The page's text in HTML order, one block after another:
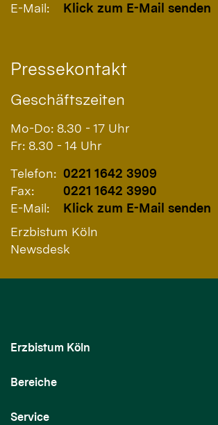
E-Mail:
Klick zum E-Mail senden
Pressekontakt
Geschäftszeiten
Mo-Do: 8.30 - 17 Uhr
Fr: 8.30 - 14 Uhr
Telefon: 0221 1642 3909
Fax:
0221 1642 3990
E-Mail:
Klick zum E-Mail senden
Erzbistum Köln
Newsdesk
Erzbistum Köln
Bereiche
Service